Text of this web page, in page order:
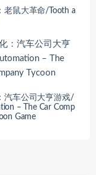
老鼠大革命/Tooth a
汽车公司大亨游戏/
– The Car Comp
Game